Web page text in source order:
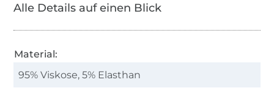
Alle Details auf einen Blick
Material:
95% Viskose, 5% Elasthan